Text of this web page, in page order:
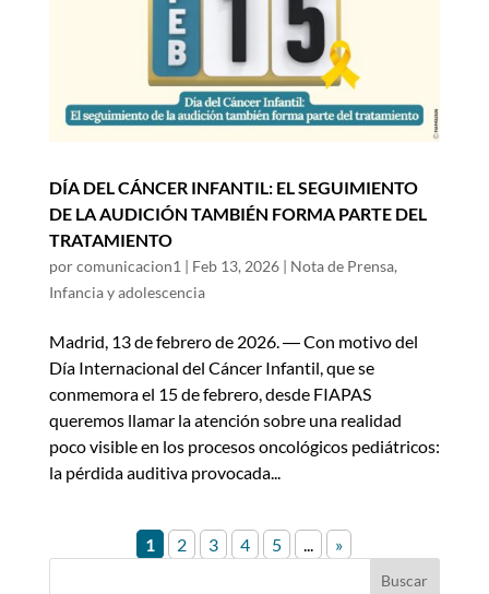
DÍA DEL CÁNCER INFANTIL: EL SEGUIMIENTO
DE LA AUDICIÓN TAMBIÉN FORMA PARTE DEL
TRATAMIENTO
porcomunicacion1 | Feb 13, 2026| Nota de Prensa,
Infancia y adolescencia
Madrid, 13 de febrero de 2026. ― Con motivo del
Día Internacional del Cáncer Infantil, que se
conmemora el 15 de febrero, desde FIAPAS
queremos llamar la atención sobre una realidad
poco visible en los procesos oncológicos pediátricos:
la pérdida auditiva provocada...
1 2 3 4 5 ... »
Buscar